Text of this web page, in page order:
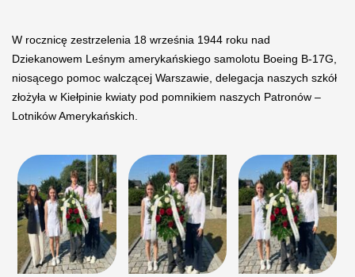
W rocznicę zestrzelenia 18 września 1944 roku nad
Dziekanowem Leśnym amerykańskiego samolotu Boeing B-17G,
niosącego pomoc walczącej Warszawie, delegacja naszych szkół
złożyła w Kiełpinie kwiaty pod pomnikiem naszych Patronów –
Lotników Amerykańskich.